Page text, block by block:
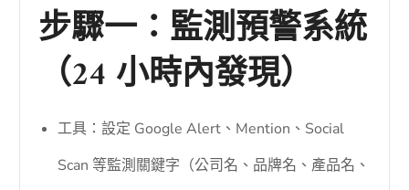
步驟一：監測預警系統
（24 小時內發現）
工具：設定 Google Alert、Mention、Social
Scan 等監測關鍵字（公司名、品牌名、產品名、